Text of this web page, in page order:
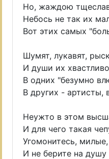
Но, жаждою
Небось не так их
Вот этих самых
Шумят, лукавят,
И души их
В одних "безумно
В других - артисты,
Неужто в этом
И для чего такая
Угомонитесь,
И не берите на душу